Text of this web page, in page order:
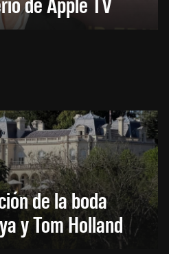
de la boda
y Tom Holland